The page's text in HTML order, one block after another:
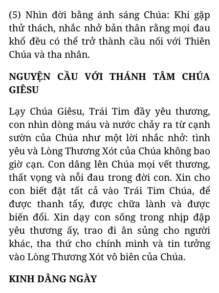
(5) Nhìn đời bằng ánh sáng Chúa: Khi gặp
thử thách, nhắc nhở bản thân rằng mọi đau
khổ đều có thể trở thành cầu nối với Thiên
Chúa và tha nhân.
NGUYỆN CẦU VỚI THÁNH TÂM CHÚA
GIÊSU
Lạy Chúa Giêsu, Trái Tim đầy yêu thương,
con nhìn dòng máu và nước chảy ra từ cạnh
sườn của Chúa như một lời nhắc nhở: tình
yêu và Lòng Thương Xót của Chúa không bao
giờ cạn. Con dâng lên Chúa mọi vết thương,
thất vọng và nỗi đau trong đời con. Xin cho
con biết đặt tất cả vào Trái Tim Chúa, để
được thanh tẩy, được chữa lành và được
biến đổi. Xin dạy con sống trong nhịp đập
yêu thương ấy, trao đi ân sủng cho người
khác, tha thứ cho chính mình và tin tưởng
vào Lòng Thương Xót vô biên của Chúa.
KINH DÂNG NGÀY